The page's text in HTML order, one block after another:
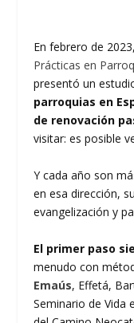
En febrero de
Prácticas en
presentó un
parroquias en
de renovación
visitar: es posible
Y cada año son
en esa dirección,
evangelización y
El primer paso
menudo con
Emaús, Effetá,
Seminario de Vida